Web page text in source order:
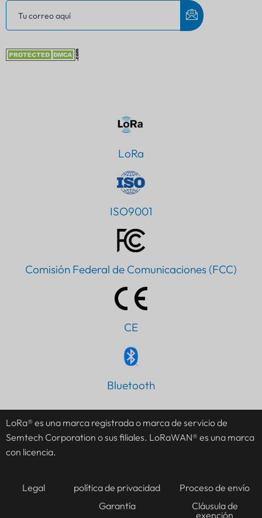
LoRa
ISO9001
Comisión Federal de Comunicaciones (FCC)
CE
Bluetooth
LoRa® es una marca registrada o marca de servicio de
Semtech Corporation o sus filiales. LoRaWAN® es una marca
con licencia.
Legal
política de privacidad
Garantía
Proceso de envío
Cláusula de
exención
TH
JA
AR